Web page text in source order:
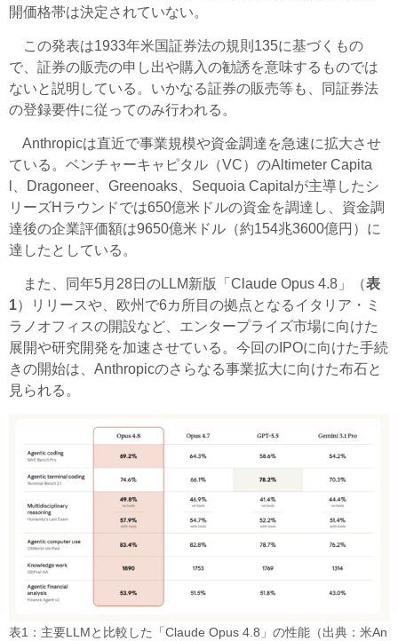
開価格帯は決定されていない。
この発表は1933年米国証券法の規則135に基づくもの
で、証券の販売の申し出や購入の勧誘を意味するものでは
ないと説明している。いかなる証券の販売等も、同証券法
の登録要件に従ってのみ行われる。
Anthropicは直近で事業規模や資金調達を急速に拡大させ
ている。ベンチャーキャピタル（VC）のAltimeter Capita
l、Dragoneer、Greenoaks、Sequoia Capitalが主導したシ
リーズHラウンドでは650億米ドルの資金を調達し、資金調
達後の企業評価額は9650億米ドル（約154兆3600億円）に
達したとしている。
また、同年5月28日のLLM新版「Claude Opus 4.8」（表
1）リリースや、欧州で6カ所目の拠点となるイタリア・ミ
ラノオフィスの開設など、エンタープライズ市場に向けた
展開や研究開発を加速させている。今回のIPOに向けた手続
きの開始は、Anthropicのさらなる事業拡大に向けた布石と
見られる。
表1：主要LLMと比較した「Claude Opus 4.8」の性能（出典：米An